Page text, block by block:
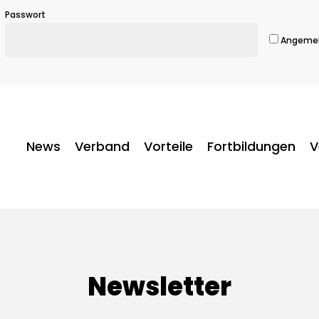
Passwort
News Verband Vorteile Fortbildungen
Newsletter